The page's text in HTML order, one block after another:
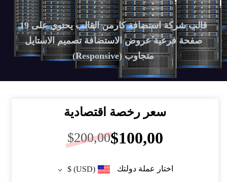
قالب شركة استضافة كارمن القالب يحتوي على 19
صفحة فرعية عروض الاستضافة تصميم الاستايل
متجاوب (Responsive)
سعر رخصة اقتصادية
$200,00$100,00
اختار عملة دولتك (USD)
$